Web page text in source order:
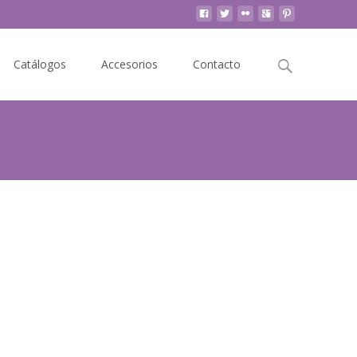
Catálogos Accesorios Contacto
Buscar
por: